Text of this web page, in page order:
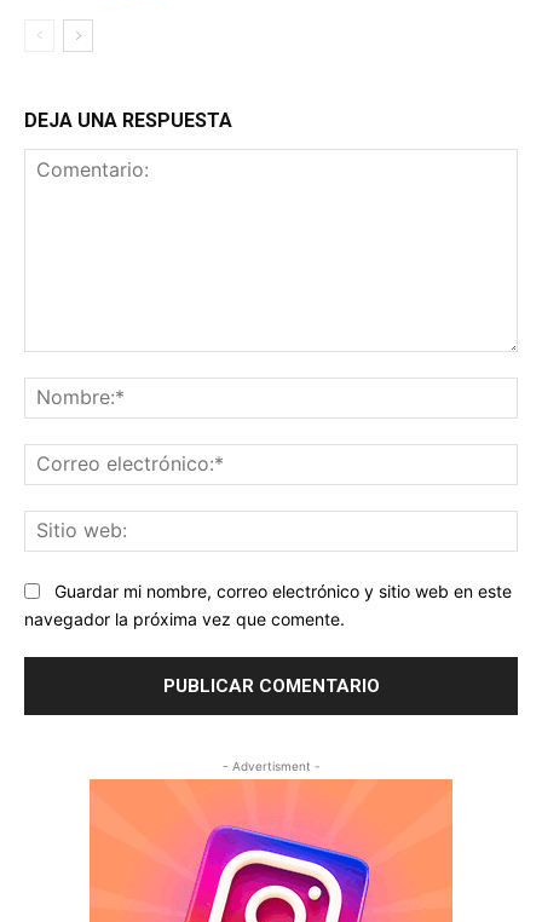
DEJA UNA RESPUESTA
Guardar mi nombre, correo electrónico y sitio web en este
navegador la próxima vez que comente.
- Advertisment -